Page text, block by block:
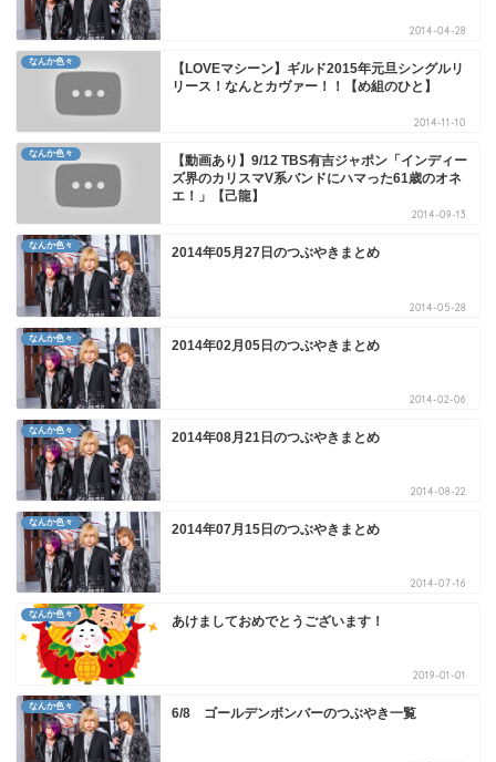
2014-04-28
なんか色々
【LOVEマシーン】ギルド2015年元旦シングルリ
リース！なんとカヴァー！！【め組のひと】
2014-11-10
なんか色々
【動画あり】9/12 TBS有吉ジャポン「インディー
ズ界のカリスマV系バンドにハマった61歳のオネ
エ！」【己龍】
2014-09-13
なんか色々 2014年05月27日のつぶやきまとめ
2014-05-28
なんか色々 2014年02月05日のつぶやきまとめ
2014-02-06
なんか色々 2014年08月21日のつぶやきまとめ
2014-08-22
なんか色々 2014年07月15日のつぶやきまとめ
2014-07-16
なんか色々 あけましておめでとうございます！
2019-01-01
なんか色々 6/8 ゴールデンボンバーのつぶやき一覧